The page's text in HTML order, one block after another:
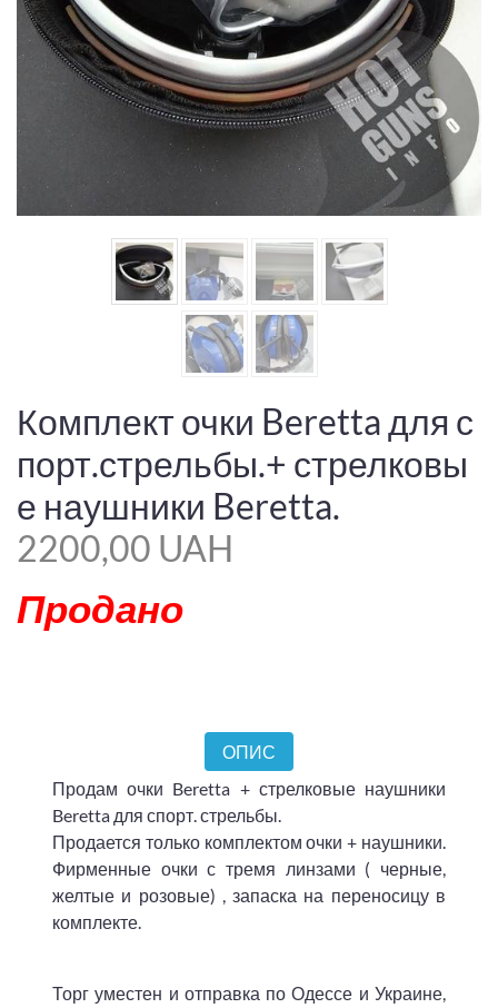
Комплект очки Beretta для с
порт.стрельбы.+ стрелковы
е наушники Beretta.
2200,00 UAH
Продано
ОПИС
Продам очки Beretta + стрелковые наушники
Beretta для спорт. стрельбы.
Продается только комплектом очки + наушники.
Фирменные очки с тремя линзами ( черные,
желтые и розовые) , запаска на переносицу в
комплекте.
Торг уместен и отправка по Одессе и Украине,